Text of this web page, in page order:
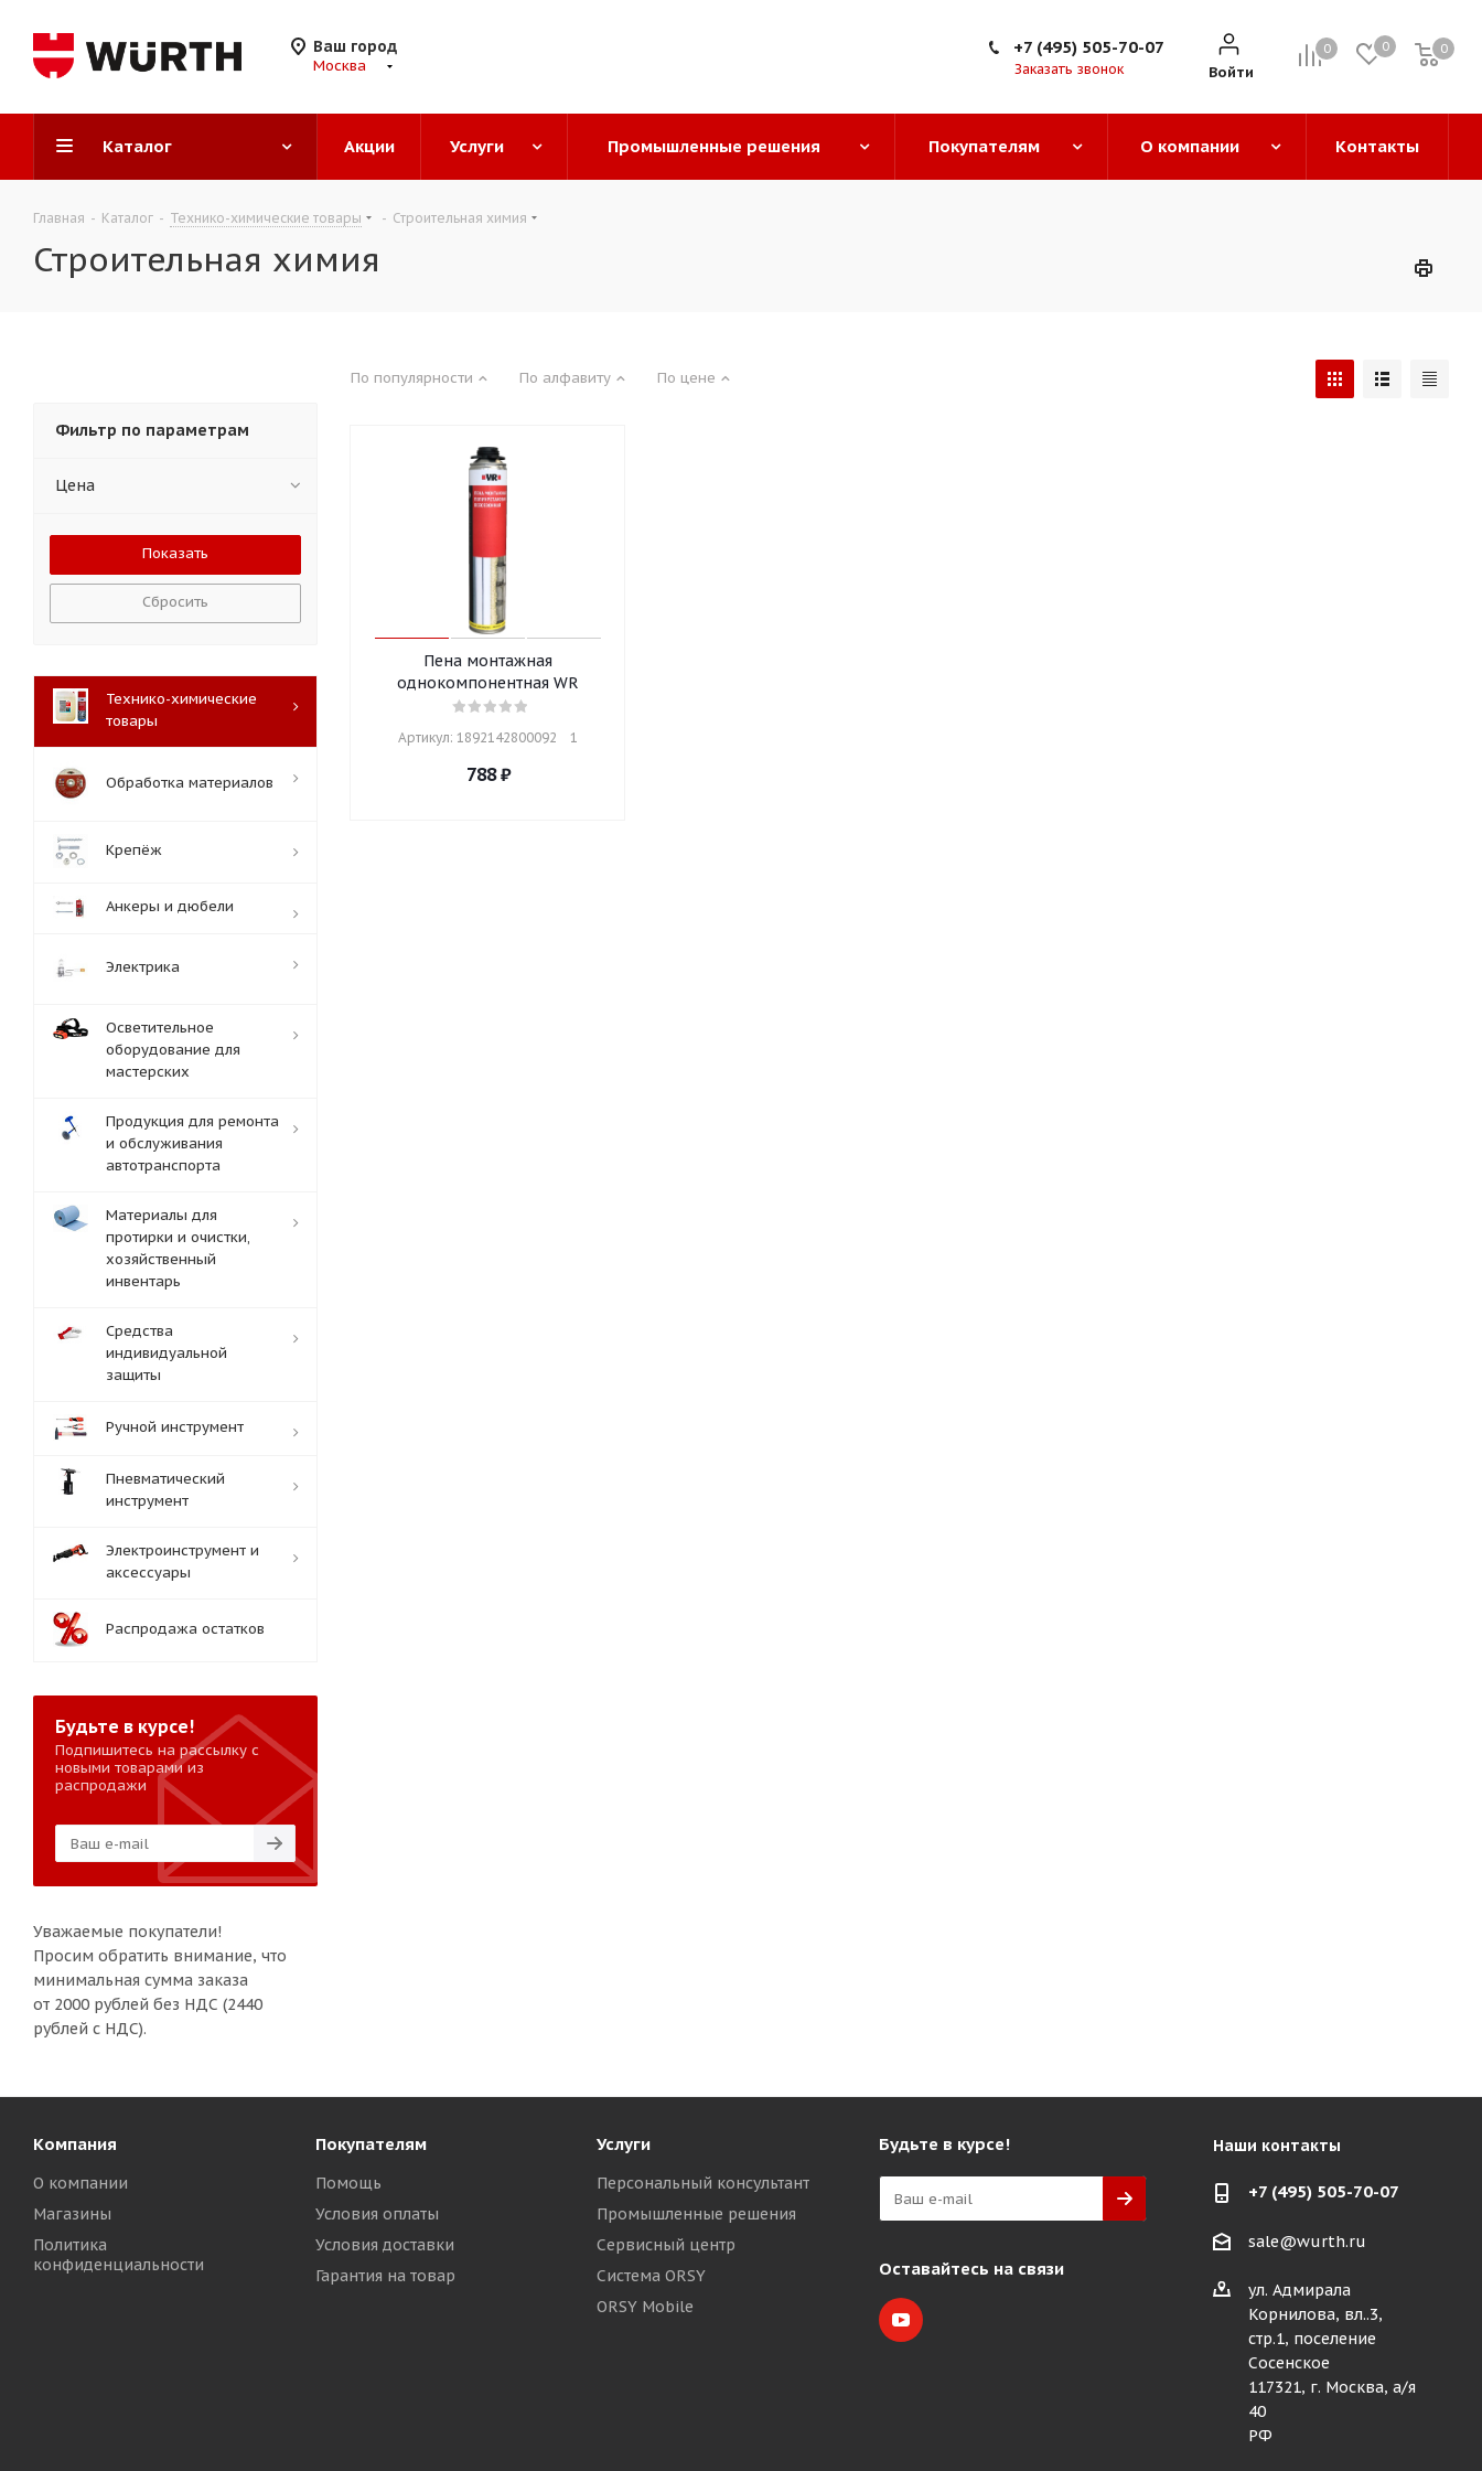
Ваш город
Москва
0 0 0
0
Войти
+7 (495) 505-70-07
Заказать звонок
Каталог Акции Услуги Промышленные решения Покупателям О компании Контакты
Главная - Каталог - Технико-химические товары - Строительная химия
Строительная химия
По популярности По алфавиту По цене
Пена монтажная
однокомпонентная WR
Артикул: 1892142800092    1
788₽
Фильтр по параметрам
Цена
Сбросить
Технико-химические
товары
Обработка материалов
Крепёж
Анкеры и дюбели
Электрика
Осветительное
оборудование для
мастерских
Продукция для ремонта
и обслуживания
автотранспорта
Материалы для
протирки и очистки,
хозяйственный
инвентарь
Средства
индивидуальной
защиты
Ручной инструмент
Пневматический
инструмент
Электроинструмент и
аксессуары
Распродажа остатков
Будьте в курсе!
Подпишитесь на рассылку с
новыми товарами из
распродажи
Уважаемые покупатели!
Просим обратить внимание, что
минимальная сумма заказа
от 2000 рублей без НДС (2440
рублей с НДС).
Компания
О компании
Магазины
Политика
конфиденциальности
Покупателям
Помощь
Условия оплаты
Условия доставки
Гарантия на товар
Услуги
Персональный консультант
Промышленные решения
Сервисный центр
Система ORSY
ORSY Mobile
Будьте в курсе!
Оставайтесь на связи
Наши контакты
+7 (495) 505-70-07
sale@wurth.ru
ул. Адмирала
Корнилова, вл..3,
стр.1, поселение
Сосенское
117321, г. Москва, а/я
40
РФ